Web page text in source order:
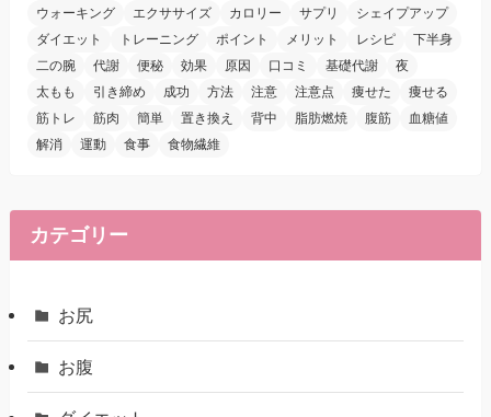
ウォーキング
エクササイズ カロリー サプリ
シェイプアップ
ダイエット
トレーニング ポイント メリット レシピ
下半身
二の腕
代謝 便秘 効果 原因 口コミ 基礎代謝
夜
太もも
引き締め 成功 方法 注意 注意点 痩せた
痩せる
筋トレ
筋肉 簡単 置き換え 背中 脂肪燃焼 腹筋
血糖値
解消
運動 食事 食物繊維
カテゴリー
お尻
お腹